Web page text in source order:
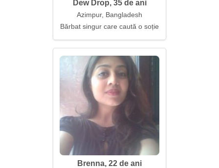
Dew Drop, 35 de ani
Azimpur, Bangladesh
Bărbat singur care caută o soție
Brenna, 22 de ani